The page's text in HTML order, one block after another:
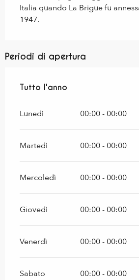
Italia quando La Brigue fu
1947.
Periodi di apertura
Tutto l'anno
Tutto l'anno
Lunedì 00:00 - 00:00
Martedì 00:00 - 00:00
Mercoledì 00:00 - 00:00
Giovedì 00:00 - 00:00
Venerdì 00:00 - 00:00
Sabato 00:00 - 00:00